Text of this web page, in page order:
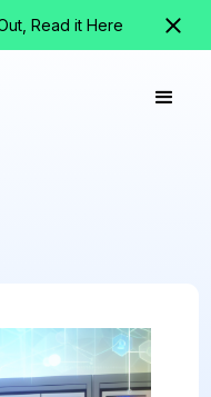
Read it Here